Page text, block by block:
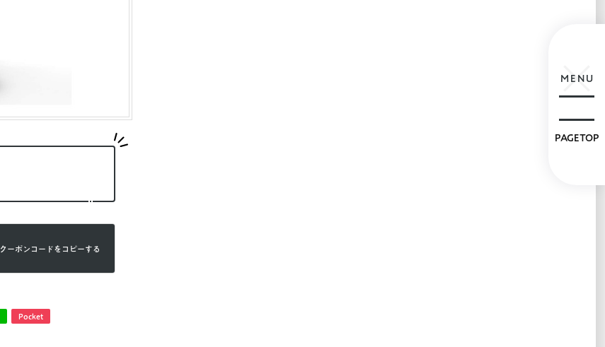
クーポンコードを コピーする
Pocket
MENU
PAGETOP